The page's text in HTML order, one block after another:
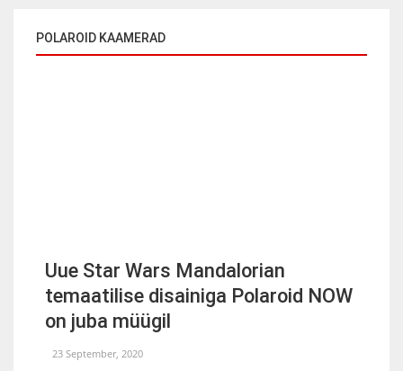
POLAROID KAAMERAD
Uue Star Wars Mandalorian
temaatilise disainiga Polaroid NOW
on juba müügil
23 September, 2020